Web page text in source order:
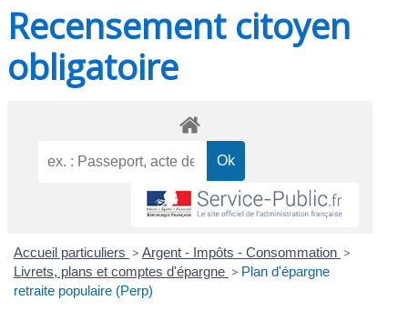
Recensement citoyen
obligatoire
Accueil particuliers > Argent - Impôts - Consommation >
Livrets, plans et comptes d'épargne > Plan d'épargne
retraite populaire (Perp)